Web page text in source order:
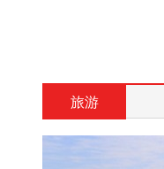
旅游